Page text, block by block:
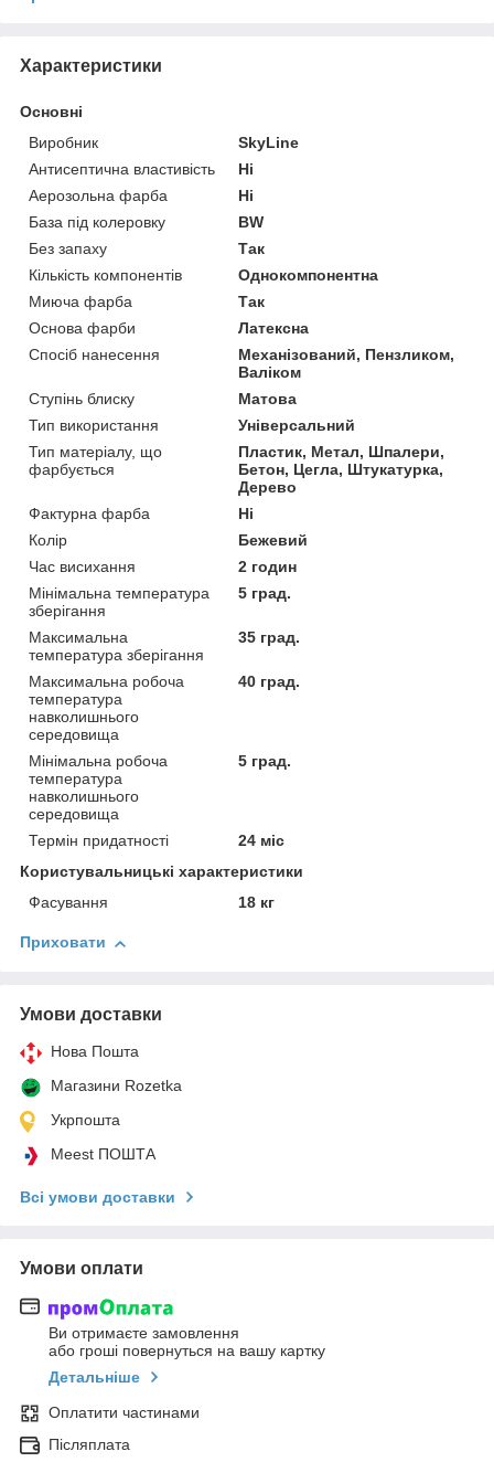
Характеристики
Основні
Виробник
SkyLine
Антисептична властивість
Ні
Аерозольна фарба
Ні
База під колеровку
BW
Без запаху
Так
Кількість компонентів
Однокомпонентна
Миюча фарба
Так
Основа фарби
Латексна
Спосіб нанесення
Механізований, Пензликом,
Валіком
Ступінь блиску
Матова
Тип використання
Універсальний
Тип матеріалу, що
фарбується
Пластик, Метал, Шпалери,
Бетон, Цегла, Штукатурка,
Дерево
Фактурна фарба
Ні
Колір
Бежевий
Час висихання
2 годин
Мінімальна температура
зберігання
5 град.
Максимальна
температура зберігання
35 град.
Максимальна робоча
температура
навколишнього
середовища
40 град.
Мінімальна робоча
температура
навколишнього
середовища
5 град.
Термін придатності
24 міс
Користувальницькі характеристики
Фасування
18 кг
Приховати
Умови доставки
Нова Пошта
Магазини Rozetka
Укрпошта
Meest ПОШТА
Всі умови доставки
Умови оплати
Ви отримаєте замовлення
або гроші повернуться на вашу картку
Детальніше
Оплатити частинами
Післяплата